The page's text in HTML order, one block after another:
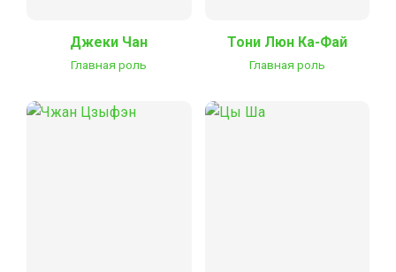
Джеки Чан
Главная роль
Тони Люн Ка-Фай
Главная роль